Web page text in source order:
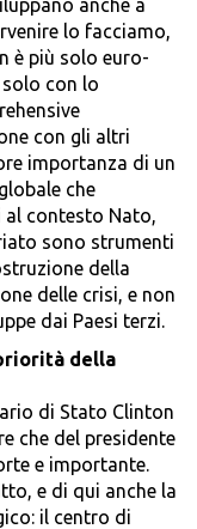
anche a
lo facciamo,
è più solo euro-
con lo
con gli altri
importanza di un
che
contesto Nato,
sono strumenti
della
delle crisi, e non
dai Paesi terzi.
della
di Stato Clinton
che del presidente
e importante.
e di qui anche la
il centro di